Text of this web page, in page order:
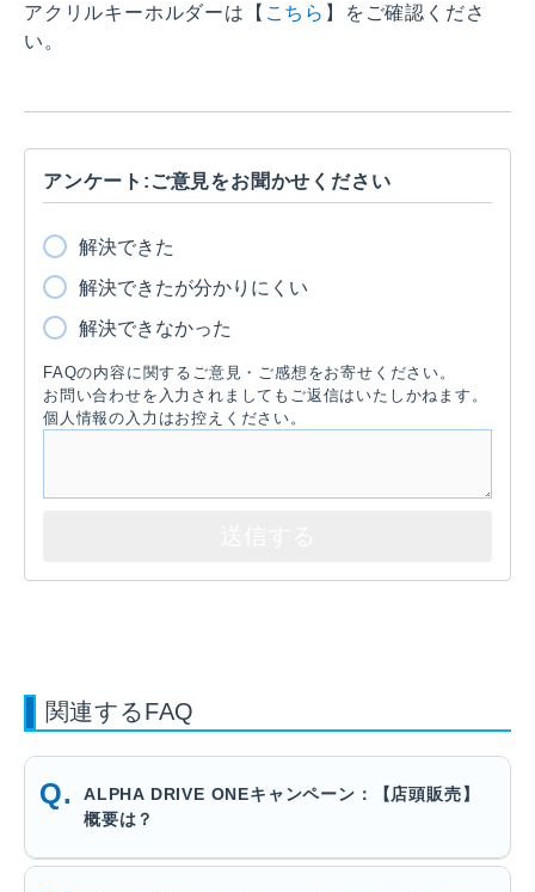
アクリルキーホルダーは【 こちら 】をご確認くださ
い。
アンケート:ご意見をお聞かせください
解決できた
解決できたが分かりにくい
解決できなかった
FAQの内容に関するご意見・ご感想をお寄せください。
お問い合わせを入力されましてもご返信はいたしかねます。
個人情報の入力はお控えください。
関連するFAQ
ALPHA DRIVE ONEキャンペーン：【店頭販売】
概要は？